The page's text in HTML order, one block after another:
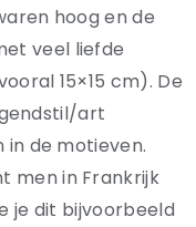
hoog en de
veel liefde
15×15 cm). De
art
in de motieven.
men in Frankrijk
je dit bijvoorbeeld